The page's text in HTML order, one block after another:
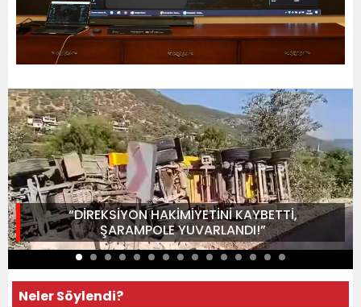
“DİREKSİYON HAKİMİYETİNİ KAYBETTİ,
ŞARAMPOLE YUVARLANDI!”
Neler Söylendi?